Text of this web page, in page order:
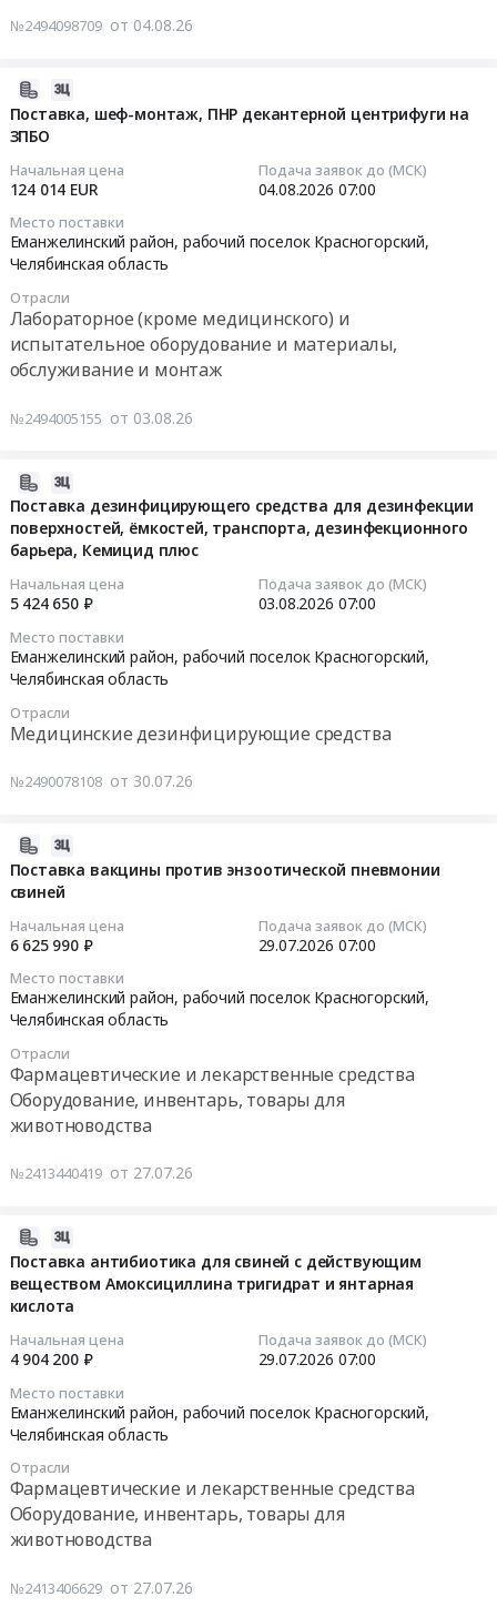
№2494098709 от 04.08.26
Поставка, шеф-монтаж, ПНР декантерной центрифуги на
ЗПБО
Начальная цена
124 014 EUR
Подача заявок до (МСК)
04.08.2026 07:00
Место поставки
Еманжелинский район, рабочий поселок Красногорский,
Челябинская область
Отрасли
Лабораторное (кроме медицинского) и
испытательное оборудование и материалы,
обслуживание и монтаж
№2494005155 от 03.08.26
Поставка дезинфицирующего средства для дезинфекции
поверхностей, ёмкостей, транспорта, дезинфекционного
барьера, Кемицид плюс
Начальная цена
5 424 650 ₽
Подача заявок до (МСК)
03.08.2026 07:00
Место поставки
Еманжелинский район, рабочий поселок Красногорский,
Челябинская область
Отрасли
Медицинские дезинфицирующие средства
№2490078108 от 30.07.26
Поставка вакцины против энзоотической пневмонии
свиней
Начальная цена
6 625 990 ₽
Подача заявок до (МСК)
29.07.2026 07:00
Место поставки
Еманжелинский район, рабочий поселок Красногорский,
Челябинская область
Отрасли
Фармацевтические и лекарственные средства
Оборудование, инвентарь, товары для
животноводства
№2413440419 от 27.07.26
Поставка антибиотика для свиней с действующим
веществом Амоксициллина тригидрат и янтарная
кислота
Начальная цена
4 904 200 ₽
Подача заявок до (МСК)
29.07.2026 07:00
Место поставки
Еманжелинский район, рабочий поселок Красногорский,
Челябинская область
Отрасли
Фармацевтические и лекарственные средства
Оборудование, инвентарь, товары для
животноводства
№2413406629 от 27.07.26